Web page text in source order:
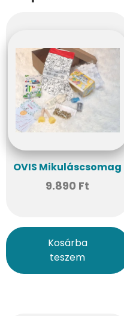
OVIS Mikuláscsomag
9.890 Ft
Kosárba
teszem